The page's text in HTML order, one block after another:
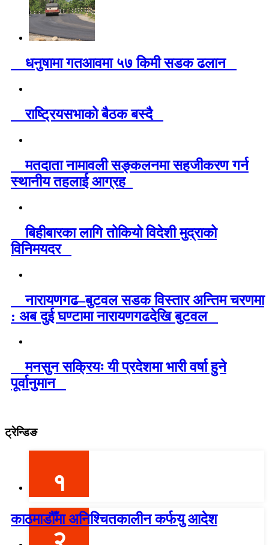
धनुषामा गतआवमा ५७ किमी सडक ढलान
राष्ट्रियसभाको बैठक बस्दै
मतदाता नामावली सङ्कलनमा सहजीकरण गर्न
स्थानीय तहलाई आग्रह
बिहीबारका लागि तोकियो विदेशी मुद्राको
विनिमयदर
नारायणगढ–बुटवल सडक विस्तार अन्तिम चरणमा
: अब दुई घण्टामा नारायणगढदेखि बुटवल
मनसुन सक्रियः यी प्रदेशमा भारी वर्षा हुने
पूर्वानुमान
ट्रेन्डिङ
१
काठमाडौँमा अनिश्चितकालीन कर्फयु आदेश